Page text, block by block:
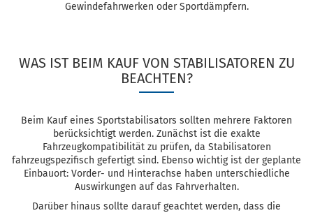
Gewindefahrwerken oder Sportdämpfern.
WAS IST BEIM KAUF VON STABILISATOREN ZU
BEACHTEN?
Beim Kauf eines Sportstabilisators sollten mehrere Faktoren
berücksichtigt werden. Zunächst ist die exakte
Fahrzeugkompatibilität zu prüfen, da Stabilisatoren
fahrzeugspezifisch gefertigt sind. Ebenso wichtig ist der geplante
Einbauort: Vorder- und Hinterachse haben unterschiedliche
Auswirkungen auf das Fahrverhalten.
Darüber hinaus sollte darauf geachtet werden, dass die